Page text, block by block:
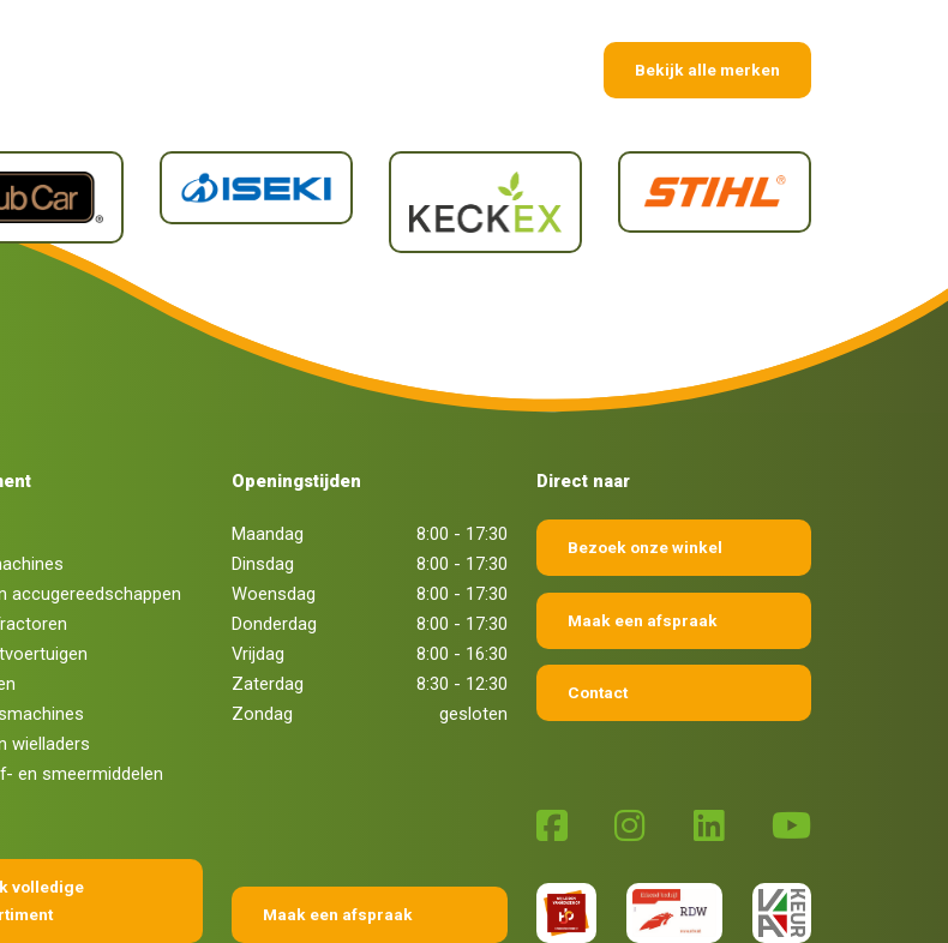
Bekijk alle merken
accugereedschappen
wielladers
en smeermiddelen
volledige
Openingstijden
Maandag
8:00 - 17:30
Dinsdag
8:00 - 17:30
Woensdag
8:00 - 17:30
Donderdag
8:00 - 17:30
Vrijdag
8:00 - 16:30
Zaterdag
8:30 - 12:30
Zondag
gesloten
Maak een afspraak
Direct naar
Bezoek onze winkel
Maak een afspraak
Contact